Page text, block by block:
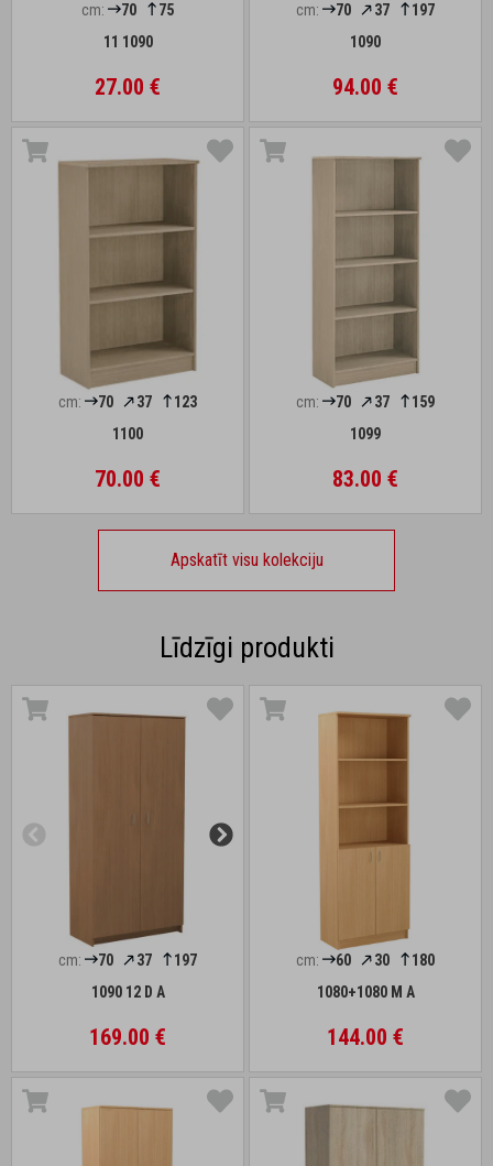
cm: 70
75
11 1090
27.00 €
cm: 70 37
197
1090
94.00 €
cm: 70 37
123
1100
70.00 €
cm: 70 37
159
1099
83.00 €
Apskatīt visu kolekciju
Līdzīgi produkti
cm: 70 37
197
1090 12 D A
169.00 €
cm: 60 30
180
1080+1080 M A
144.00 €